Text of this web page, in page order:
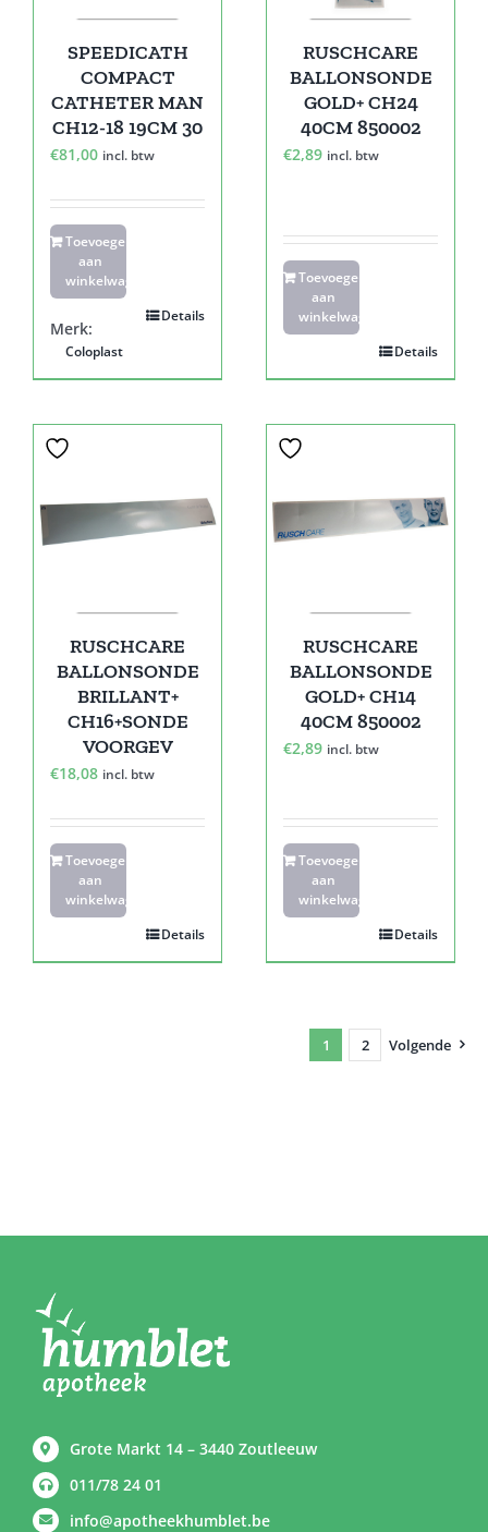
SPEEDICATH
COMPACT
CATHETER MAN
CH12-18 19CM 30
€81,00 incl. btw
Toevoegen
aan
winkelwagen
Details
Merk:
Coloplast
RUSCHCARE
BALLONSONDE
GOLD+ CH24
40CM 850002
€2,89 incl. btw
Toevoegen
aan
winkelwagen
Details
RUSCHCARE
BALLONSONDE
BRILLANT+
CH16+SONDE
VOORGEV
€18,08 incl. btw
Toevoegen
aan
winkelwagen
Details
RUSCHCARE
BALLONSONDE
GOLD+ CH14
40CM 850002
€2,89 incl. btw
Toevoegen
aan
winkelwagen
Details
1 2 Volgende
Grote Markt 14 – 3440 Zoutleeuw
011/78 24 01
info@apotheekhumblet.be